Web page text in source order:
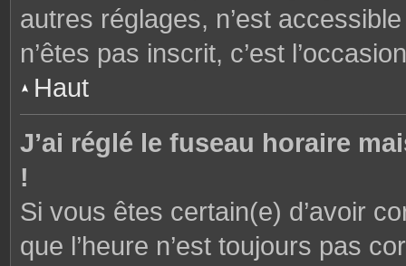
autres réglages, n’est
n’êtes pas inscrit, c’est
Haut
J’ai réglé le fuseau horaire
!
Si vous êtes certain(e) d’avoir
que l’heure n’est toujours pas